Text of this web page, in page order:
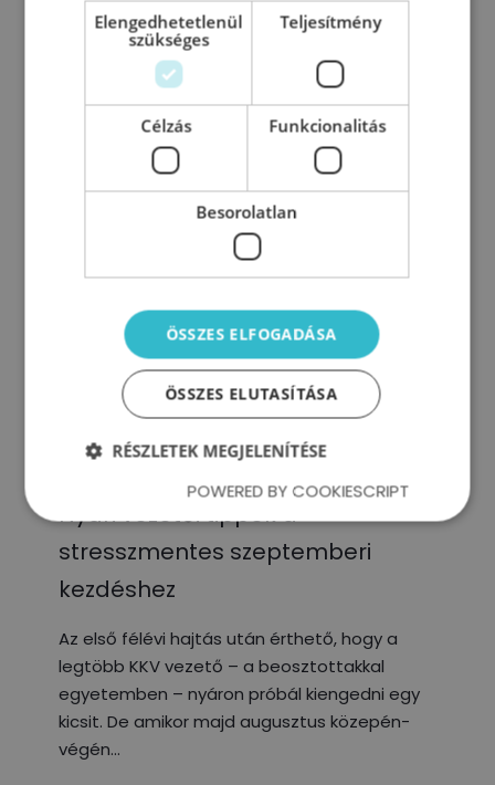
éghet ki, csak épp ő is ember. Itt a nyári
időszak, a szabadságolások, a céges
visszalassulás és a „most
Tovább olvasom
Nyári vezetői tippek a
stresszmentes szeptemberi
kezdéshez
Az első félévi hajtás után érthető, hogy a
legtöbb KKV vezető – a beosztottakkal
egyetemben – nyáron próbál kiengedni egy
kicsit. De amikor majd augusztus közepén-
végén
Elengedhetetlenül
szükséges
Teljesítmény
Célzás Funkcionalitás
Besorolatlan
ÖSSZES ELFOGADÁSA
ÖSSZES ELUTASÍTÁSA
RÉSZLETEK MEGJELENÍTÉSE
POWERED BY COOKIESCRIPT